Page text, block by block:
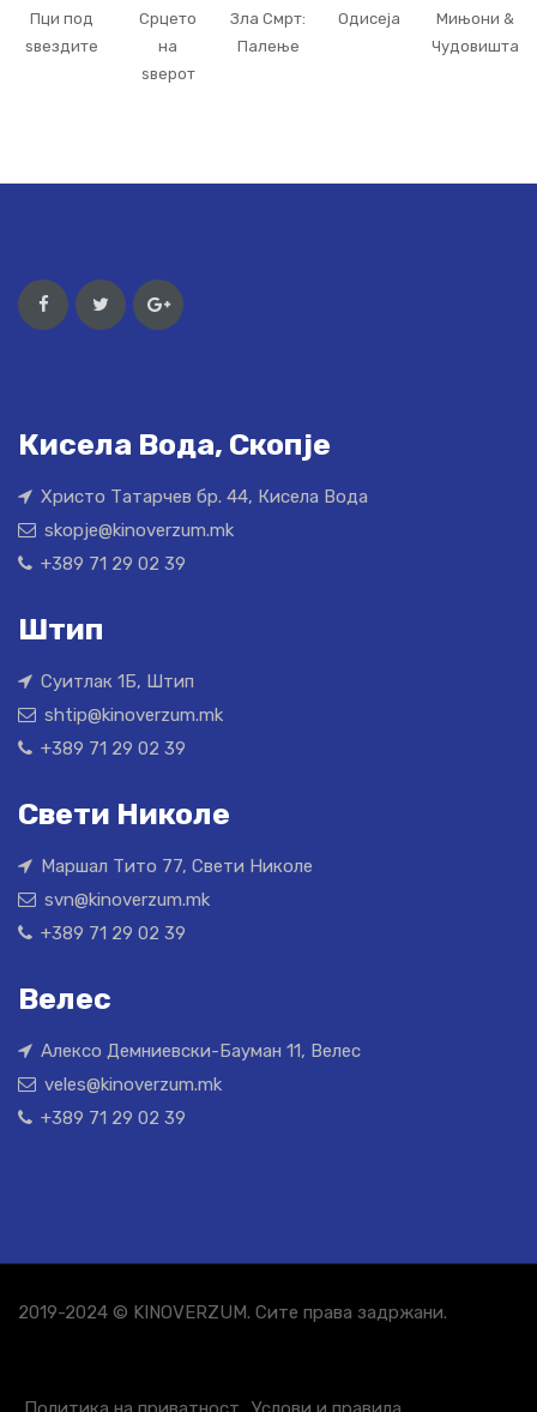
Пци под
ѕвездите
Срцето
на
ѕверот
Зла Смрт:
Палење
Одисеја
Мињони &
Чудовишта
Кисела Вода, Скопје
Христо Татарчев бр. 44, Кисела Вода
skopje@kinoverzum.mk
+389 71 29 02 39
Штип
Суитлак 1Б, Штип
shtip@kinoverzum.mk
+389 71 29 02 39
Свети Николе
Маршал Тито 77, Свети Николе
svn@kinoverzum.mk
+389 71 29 02 39
Велес
Алексо Демниевски-Бауман 11, Велес
veles@kinoverzum.mk
+389 71 29 02 39
2019-2024 © KINOVERZUM. Сите права задржани.